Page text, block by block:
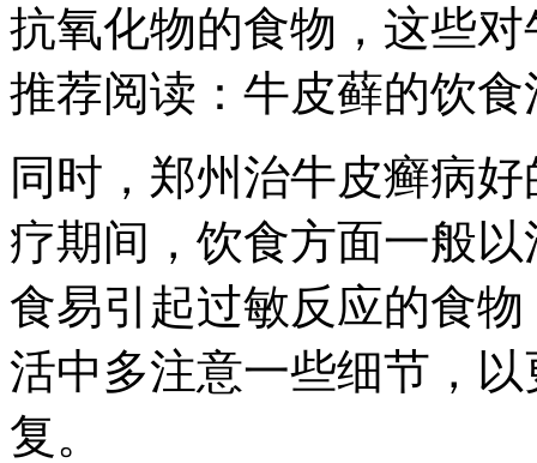
抗氧化物的食物，这些
推荐阅读：牛皮藓的饮
同时，郑州治牛皮癣病
疗期间，饮食方面一般
食易引起过敏反应的食
活中多注意一些细节，
复。